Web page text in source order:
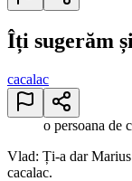
Îți sugerăm
cacalac
o persoana de
Vlad: Ți-a dar
cacalac.